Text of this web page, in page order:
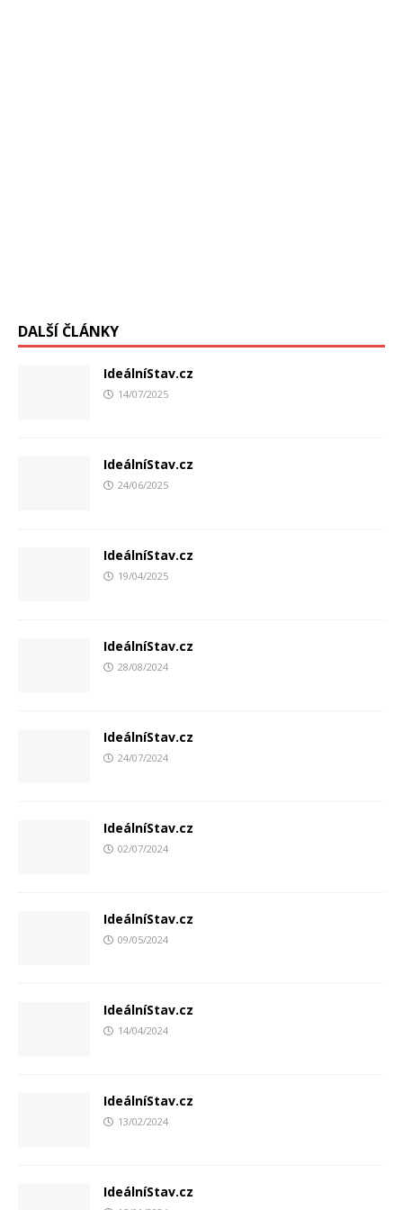
DALŠÍ ČLÁNKY
IdeálníStav.cz
14/07/2025
IdeálníStav.cz
24/06/2025
IdeálníStav.cz
19/04/2025
IdeálníStav.cz
28/08/2024
IdeálníStav.cz
24/07/2024
IdeálníStav.cz
02/07/2024
IdeálníStav.cz
09/05/2024
IdeálníStav.cz
14/04/2024
IdeálníStav.cz
13/02/2024
IdeálníStav.cz